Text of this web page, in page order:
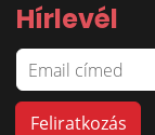
Hírlevél